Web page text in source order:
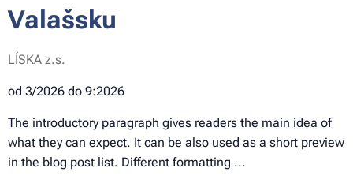
Valašsku
LÍSKA z.s.
od 3/2026 do 9:2026
The introductory paragraph gives readers the main idea of
what they can expect. It can be also used as a short preview
in the blog post list. Different formatting ...